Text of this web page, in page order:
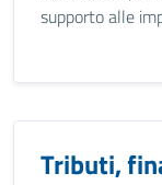
supporto alle
Tributi,